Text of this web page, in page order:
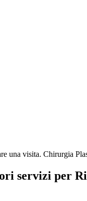
una visita. Chirurgia
servizi per